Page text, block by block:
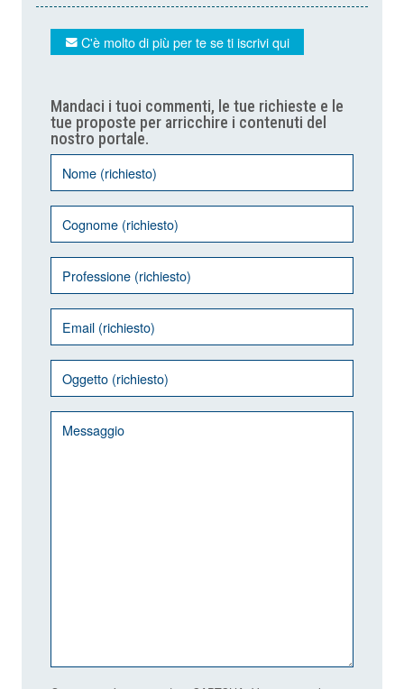
C'è molto di più per te se ti iscrivi qui
Mandaci i tuoi commenti, le tue richieste e le
tue proposte per arricchire i contenuti del
nostro portale.